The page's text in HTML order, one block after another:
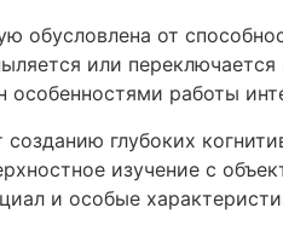
обусловлена от
или
работы
глубоких
изучение с
и особые